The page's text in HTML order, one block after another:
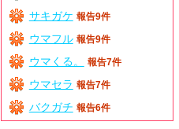
サキガケ 報告9件
ウマフル 報告9件
ウマくる。 報告7件
ウマセラ 報告7件
バクガチ 報告6件